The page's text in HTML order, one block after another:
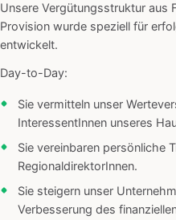
Unsere Vergütungsstruktur aus
Provision wurde speziell für
entwickelt.
Day-to-Day:
Sie vermitteln unser
InteressentInnen unseres
Sie vereinbaren persönliche
RegionaldirektorInnen.
Sie steigern unser
Verbesserung des